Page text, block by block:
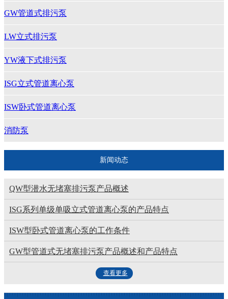
GW管道式排污泵
LW立式排污泵
YW液下式排污泵
ISG立式管道离心泵
ISW卧式管道离心泵
消防泵
新闻动态
QW型潜水无堵塞排污泵产品概述
ISG系列单级单吸立式管道离心泵的产品特点
ISW型卧式管道离心泵的工作条件
GW型管道式无堵塞排污泵产品概述和产品特点
查看更多